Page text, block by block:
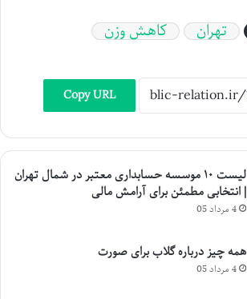
تهران
کاهش وزن
Copy URL
لیست ۱۰ موسسه حسابداری معتبر در شمال تهران
| انتخابی مطمئن برای آرامش مالی
4 مرداد 05
همه چیز درباره گلاب برای صورت
4 مرداد 05